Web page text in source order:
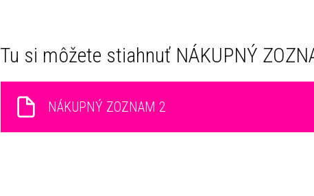
Tu si môžete stiahnuť NÁKUPNÝ
NÁKUPNÝ ZOZNAM 2